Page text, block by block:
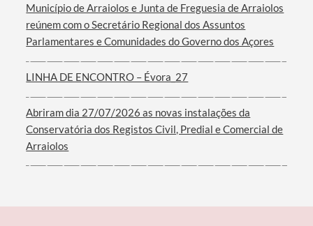
Filtros
Município de Arraiolos e Junta de Freguesia de Arraiolos
reúnem com o Secretário Regional dos Assuntos
Parlamentares e Comunidades do Governo dos Açores
LINHA DE ENCONTRO – Évora_27
Abriram dia 27/07/2026 as novas instalações da
Conservatória dos Registos Civil, Predial e Comercial de
Arraiolos